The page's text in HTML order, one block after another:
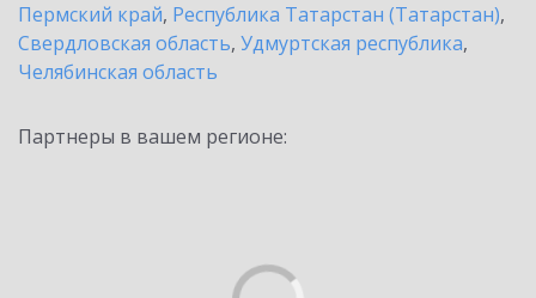
Пермский край, Республика Татарстан (Татарстан),
Свердловская область, Удмуртская республика,
Челябинская область
Партнеры в вашем регионе: